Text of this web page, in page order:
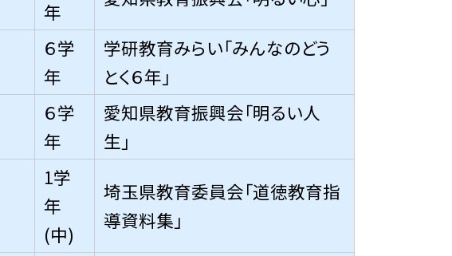
年
６学
年
学研教育みらい「みんなのどう
とく６年」
６学
年
愛知県教育振興会「明るい人
生」
1学
年
(中)
埼玉県教育委員会「道徳教育指
導資料集」